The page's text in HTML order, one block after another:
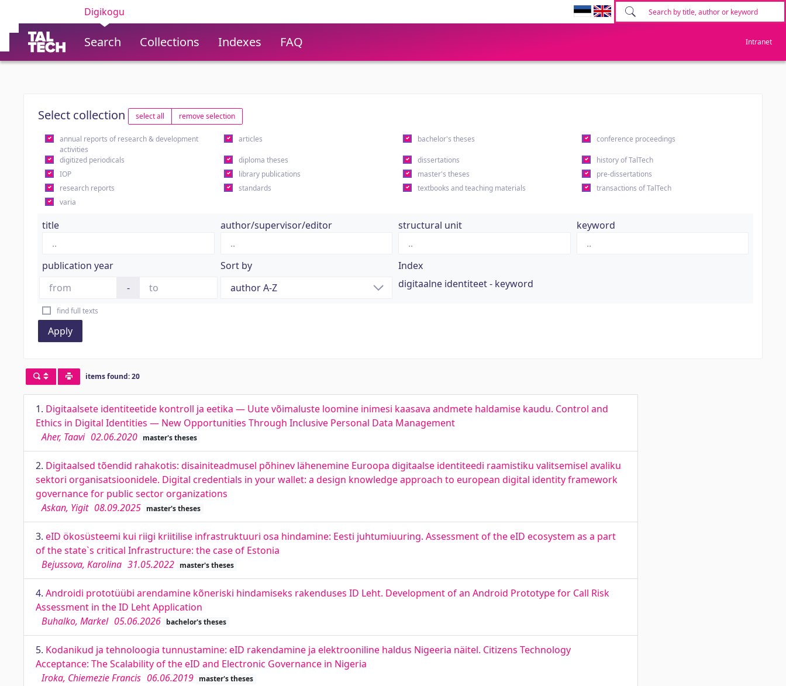
Digikogu
Search Collections Indexes FAQ Intranet
Select collection select all remove selection
annual reports of research & development
activities
articles bachelor's theses conference proceedings
digitized periodicals diploma theses dissertations
history of TalTech
IOP
library publications master's theses
pre-dissertations
research reports
standards textbooks and teaching materials
transactions of TalTech
varia
title author/supervisor/editor structural unit keyword
publication year
-
Sort by
Index
digitaalne identiteet - keyword
find full texts
Apply
items found: 20
1. Digitaalsete identiteetide kontroll ja eetika — Uute võimaluste loomine inimesi kaasava andmete haldamise kaudu. Control and
Ethics in Digital Identities — New Opportunities Through Inclusive Personal Data Management
Aher, Taavi 02.06.2020 master's theses
2. Digitaalsed tõendid rahakotis: disainiteadmusel põhinev lähenemine Euroopa digitaalse identiteedi raamistiku valitsemisel avaliku
sektori organisatsioonidele. Digital credentials in your wallet: a design knowledge approach to european digital identity framework
governance for public sector organizations
Askan, Yigit 08.09.2025 master's theses
3. eID ökosüsteemi kui riigi kriitilise infrastruktuuri osa hindamine: Eesti juhtumiuuring. Assessment of the eID ecosystem as a part
of the state`s critical Infrastructure: the case of Estonia
Bejussova, Karolina 31.05.2022 master's theses
4. Androidi prototüübi arendamine kõneriski hindamiseks rakenduses ID Leht. Development of an Android Prototype for Call Risk
Assessment in the ID Leht Application
Buhalko, Markel 05.06.2026 bachelor's theses
5. Kodanikud ja tehnoloogia tunnustamine: eID rakendamine ja elektrooniline haldus Nigeeria näitel. Citizens Technology
Acceptance: The Scalability of the eID and Electronic Governance in Nigeria
Iroka, Chiemezie Francis 06.06.2019 master's theses